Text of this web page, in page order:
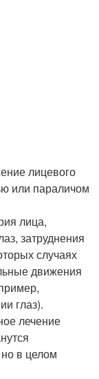
лицевого
или параличом
лица,
затруднения
случаях
движения
глаз).
лечение
в целом